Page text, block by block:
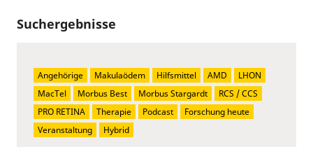
Suchergebnisse
Angehörige Makulaödem Hilfsmittel AMD
LHON
MacTel
Morbus Best Morbus Stargardt
RCS / CCS
PRO RETINA
Therapie Podcast
Forschung heute
Veranstaltung
Hybrid